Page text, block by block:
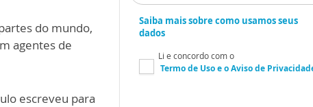
do mundo,
agentes de
escreveu para
Saiba mais sobre como usamos seus
dados
Li e concordo com o
Termo de Usoe oAviso de